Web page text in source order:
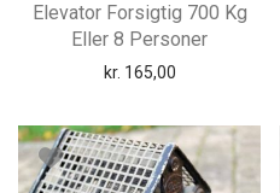
Elevator Forsigtig 700 Kg
Eller 8 Personer
kr. 165,00